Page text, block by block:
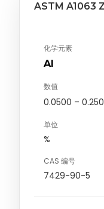
ASTM A1063
化学元素
Al
数值
0.0500 –
单位
%
CAS 编号
7429-90-5